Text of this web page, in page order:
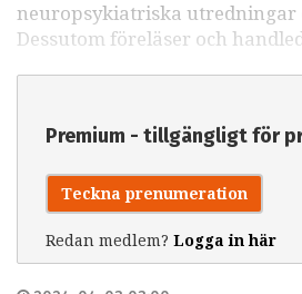
neuropsykiatriska utredningar
Dessutom föreläser och
Premium - tillgängligt för
Teckna prenumeration
Redan medlem? Logga in här